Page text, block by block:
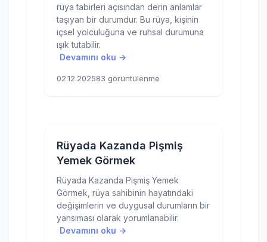
rüya tabirleri açısından derin anlamlar
taşıyan bir durumdur. Bu rüya, kişinin
içsel yolculuğuna ve ruhsal durumuna
ışık tutabilir.
Devamını oku →
02.12.202583 görüntülenme
Rüyada Kazanda Pişmiş
Yemek Görmek
Rüyada Kazanda Pişmiş Yemek
Görmek, rüya sahibinin hayatındaki
değişimlerin ve duygusal durumların bir
yansıması olarak yorumlanabilir.
Devamını oku →